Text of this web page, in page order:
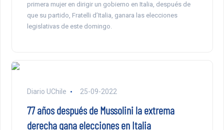
primera mujer en dirigir un gobierno en Italia, después de
que su partido, Fratelli d’Italia, ganara las elecciones
legislativas de este domingo.
Diario UChile 25-09-2022
77 años después de Mussolini la extrema
derecha gana elecciones en Italia